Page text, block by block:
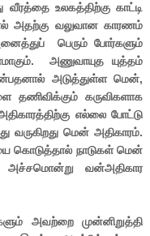
வீரத்தை உலகத்திற்கு காட்டி
அதற்கு வலுவான காரணம்
பெரும் போர்களும்
அணுவாயுத யுத்தம்
அடுத்துள்ள மென்,
கருவிகளாக
எல்லை போட்டு
வருகிறது மென் அதிகாரம்.
கொடுத்தால் நாடுகள் மென்
அச்சமொன்று வன்அதிகார
அவற்றை முன்னிறுத்தி